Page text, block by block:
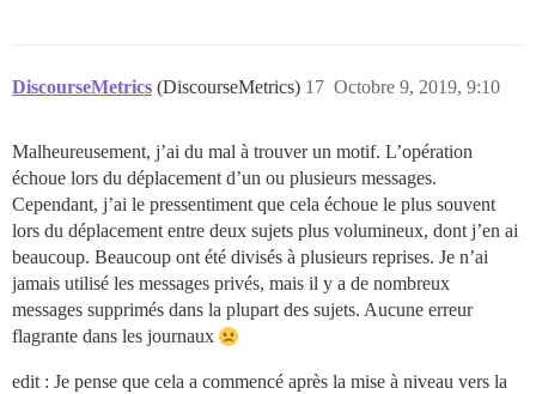
DiscourseMetrics (DiscourseMetrics) Octobre 9, 2019, 9:10
17
Malheureusement, j’ai du mal à trouver un motif. L’opération
échoue lors du déplacement d’un ou plusieurs messages.
Cependant, j’ai le pressentiment que cela échoue le plus souvent
lors du déplacement entre deux sujets plus volumineux, dont j’en ai
beaucoup. Beaucoup ont été divisés à plusieurs reprises. Je n’ai
jamais utilisé les messages privés, mais il y a de nombreux
messages supprimés dans la plupart des sujets. Aucune erreur
flagrante dans les journaux
edit : Je pense que cela a commencé après la mise à niveau vers la